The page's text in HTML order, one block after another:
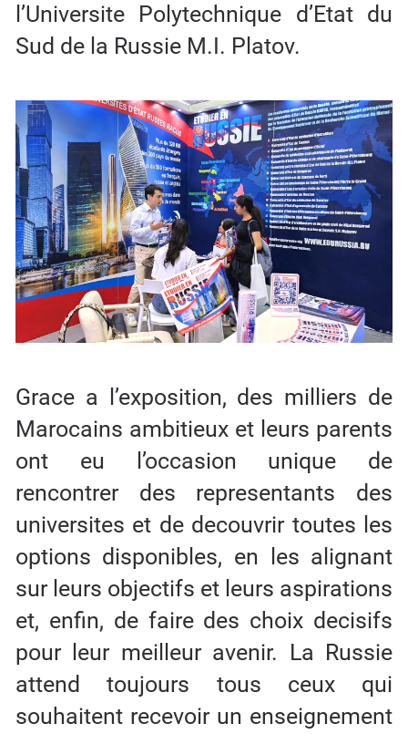
l’Universite Polytechnique d’Etat du
Sud de la Russie M.I. Platov.
Grace a l’exposition, des milliers de
Marocains ambitieux et leurs parents
ont eu l’occasion unique de
rencontrer des representants des
universites et de decouvrir toutes les
options disponibles, en les alignant
sur leurs objectifs et leurs aspirations
et, enfin, de faire des choix decisifs
pour leur meilleur avenir. La Russie
attend toujours tous ceux qui
souhaitent recevoir un enseignement